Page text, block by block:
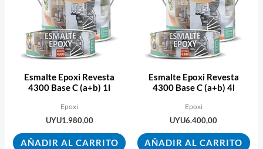
Esmalte Epoxi Revesta
4300 Base C (a+b) 1l
Epoxi
UYU1.980,00
AÑADIR AL CARRITO
Esmalte Epoxi Revesta
4300 Base C (a+b) 4l
Epoxi
UYU6.400,00
AÑADIR AL CARRITO